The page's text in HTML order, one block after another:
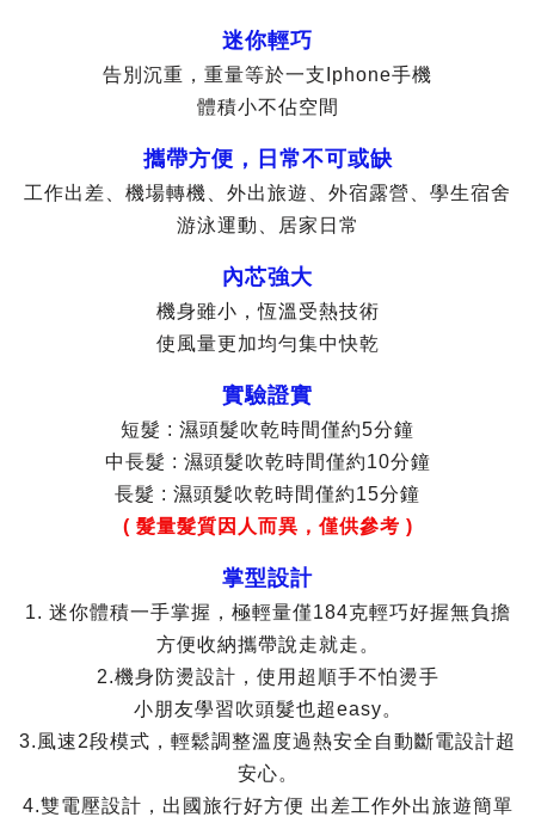
迷你輕巧
告別沉重，重量等於一支Iphone手機
體積小不佔空間
攜帶方便，日常不可或缺
工作出差、機場轉機、外出旅遊、外宿露營、學生宿舍
游泳運動、居家日常
內芯強大
機身雖小，恆溫受熱技術
使風量更加均勻集中快乾
實驗證實
短髮 : 濕頭髮吹乾時間僅約5分鐘
中長髮 : 濕頭髮吹乾時間僅約10分鐘
長髮 : 濕頭髮吹乾時間僅約15分鐘
( 髮量髮質因人而異，僅供參考 )
掌型設計
1. 迷你體積一手掌握，極輕量僅184克輕巧好握無負擔
方便收納攜帶說走就走。
2.機身防燙設計，使用超順手不怕燙手
小朋友學習吹頭髮也超easy。
3.風速2段模式，輕鬆調整溫度過熱安全自動斷電設計超
安心。
4.雙電壓設計，出國旅行好方便 出差工作外出旅遊簡單